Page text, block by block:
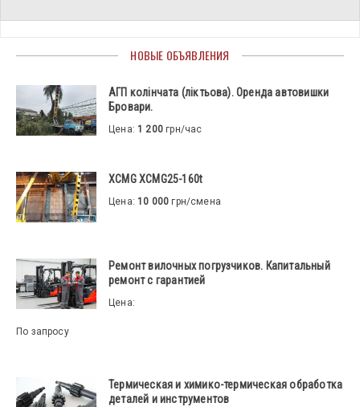
НОВЫЕ ОБЪЯВЛЕНИЯ
АГП колінчата (ліктьова). Оренда автовишки
Бровари.
Цена:1 200 грн/час
XCMG XCMG25-160t
Цена:10 000 грн/смена
Ремонт вилочных погрузчиков. Капитальный
ремонт с гарантией
Цена:
По запросу
Термическая и химико-термическая обработка
деталей и инструментов